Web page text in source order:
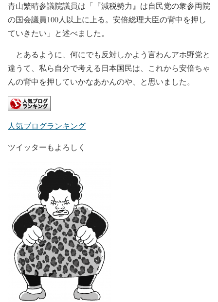
青山繁晴参議院議員は「『減税勢力』は自民党の衆参両院
の国会議員100人以上に上る。安倍総理大臣の背中を押し
ていきたい」と述べました。
とあるように、何にでも反対しかよう言わんアホ野党と
違うて、私ら自分で考える日本国民は、これから安倍ちゃ
んの背中を押していかなあかんのや、と思いました。
人気ブログランキング
ツイッターもよろしく